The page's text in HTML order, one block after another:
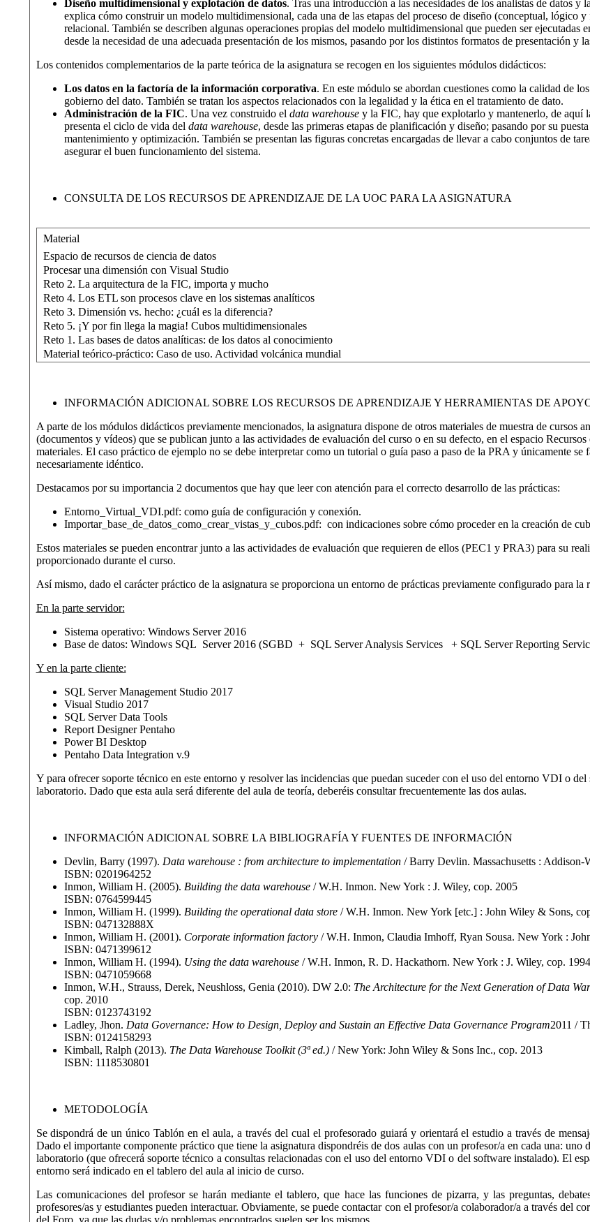
Diseño multidimensional y explotación de datos. Tras una introducción a las necesidades de los analistas de datos
explica cómo construir un modelo multidimensional, cada una de las etapas del proceso de diseño (conceptual, lógico
relacional. También se describen algunas operaciones propias del modelo multidimensional que pueden ser ejecutadas
desde la necesidad de una adecuada presentación de los mismos, pasando por los distintos formatos de presentación y
Los contenidos complementarios de la parte teórica de la asignatura se recogen en los siguientes módulos didácticos:
Los datos en la factoría de la información corporativa. En este módulo se abordan cuestiones como la calidad de
gobierno del dato. También se tratan los aspectos relacionados con la legalidad y la ética en el tratamiento de dato.
Administración de la FIC. Una vez construido el data warehouse y la FIC, hay que explotarlo y mantenerlo, de aquí
presenta el ciclo de vida del data warehouse, desde las primeras etapas de planificación y diseño; pasando por su
mantenimiento y optimización. También se presentan las figuras concretas encargadas de llevar a cabo conjuntos de
asegurar el buen funcionamiento del sistema.
CONSULTA DE LOS RECURSOS DE APRENDIZAJE DE LA UOC PARA LA ASIGNATURA
Material
Espacio de recursos de ciencia de datos
Procesar una dimensión con Visual Studio
Reto 2. La arquitectura de la FIC, importa y mucho
Reto 4. Los ETL son procesos clave en los sistemas analíticos
Reto 3. Dimensión vs. hecho: ¿cuál es la diferencia?
Reto 5. ¡Y por fin llega la magia! Cubos multidimensionales
Reto 1. Las bases de datos analíticas: de los datos al conocimiento
Material teórico-práctico: Caso de uso. Actividad volcánica mundial
INFORMACIÓN ADICIONAL SOBRE LOS RECURSOS DE APRENDIZAJE Y HERRAMIENTAS DE
A parte de los módulos didácticos previamente mencionados, la asignatura dispone de otros materiales de muestra de cursos
(documentos y vídeos) que se publican junto a las actividades de evaluación del curso o en su defecto, en el espacio
materiales. El caso práctico de ejemplo no se debe interpretar como un tutorial o guía paso a paso de la PRA y únicamente
necesariamente idéntico.
Destacamos por su importancia 2 documentos que hay que leer con atención para el correcto desarrollo de las prácticas:
Entorno_Virtual_VDI.pdf: como guía de configuración y conexión.
Importar_base_de_datos_como_crear_vistas_y_cubos.pdf: con indicaciones sobre cómo proceder en la creación de
Estos materiales se pueden encontrar junto a las actividades de evaluación que requieren de ellos (PEC1 y PRA3) para su
proporcionado durante el curso.
Así mismo, dado el carácter práctico de la asignatura se proporciona un entorno de prácticas previamente configurado para la
En la parte servidor:
Sistema operativo: Windows Server 2016
Base de datos: Windows SQL Server 2016 (SGBD + SQL Server Analysis Services + SQL Server Reporting
Y en la parte cliente:
SQL Server Management Studio 2017
Visual Studio 2017
SQL Server Data Tools
Report Designer Pentaho
Power BI Desktop
Pentaho Data Integration v.9
Y para ofrecer soporte técnico en este entorno y resolver las incidencias que puedan suceder con el uso del entorno VDI o
laboratorio. Dado que esta aula será diferente del aula de teoría, deberéis consultar frecuentemente las dos aulas.
INFORMACIÓN ADICIONAL SOBRE LA BIBLIOGRAFÍA Y FUENTES DE INFORMACIÓN
Devlin, Barry (1997). Data warehouse : from architecture to implementation/ Barry Devlin. Massachusetts : Addison-
ISBN: 0201964252
Inmon, William H. (2005). Building the data warehouse/ W.H. Inmon. New York : J. Wiley, cop. 2005
ISBN: 0764599445
Inmon, William H. (1999). Building the operational data store/ W.H. Inmon. New York [etc.] : John Wiley & Sons,
ISBN: 047132888X
Inmon, William H. (2001). Corporate information factory/ W.H. Inmon, Claudia Imhoff, Ryan Sousa. New York :
ISBN: 0471399612
Inmon, William H. (1994). Using the data warehouse/ W.H. Inmon, R. D. Hackathorn. New York : J. Wiley, cop. 1994
ISBN: 0471059668
Inmon, W.H., Strauss, Derek, Neushloss, Genia (2010). DW 2.0: The Architecture for the Next Generation of Data
cop. 2010
ISBN: 0123743192
Ladley, Jhon. Data Governance: How to Design, Deploy and Sustain an Effective Data Governance Program2011 /
ISBN: 0124158293
Kimball, Ralph (2013). The Data Warehouse Toolkit (3ª ed.)/ New York: John Wiley & Sons Inc., cop. 2013
ISBN: 1118530801
METODOLOGÍA
Se dispondrá de un único Tablón en el aula, a través del cual el profesorado guiará y orientará el estudio a través de
Dado el importante componente práctico que tiene la asignatura dispondréis de dos aulas con un profesor/a en cada una:
laboratorio (que ofrecerá soporte técnico a consultas relacionadas con el uso del entorno VDI o del software instalado). El
entorno será indicado en el tablero del aula al inicio de curso.
Las comunicaciones del profesor se harán mediante el tablero, que hace las funciones de pizarra, y las preguntas,
profesores/as y estudiantes pueden interactuar. Obviamente, se puede contactar con el profesor/a colaborador/a a través del
del Foro, ya que las dudas y/o problemas encontrados suelen ser los mismos.